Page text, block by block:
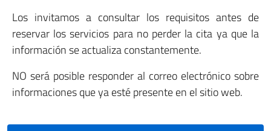
Los invitamos a consultar los requisitos antes de
reservar los servicios para no perder la cita ya que la
información se actualiza constantemente.
NO será posible responder al correo electrónico sobre
informaciones que ya esté presente en el sitio web.